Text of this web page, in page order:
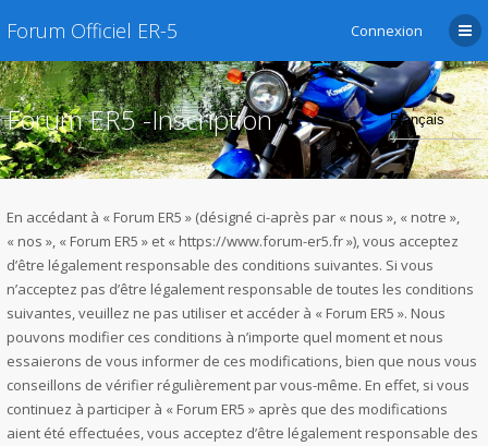
Forum Officiel ER-5 Connexion
Forum ER5 -Inscription
En accédant à « Forum ER5 » (désigné ci-après par « nous », « notre »,
« nos », « Forum ER5 » et « https://www.forum-er5.fr »), vous acceptez
d’être légalement responsable des conditions suivantes. Si vous
n’acceptez pas d’être légalement responsable de toutes les conditions
suivantes, veuillez ne pas utiliser et accéder à « Forum ER5 ». Nous
pouvons modifier ces conditions à n’importe quel moment et nous
essaierons de vous informer de ces modifications, bien que nous vous
conseillons de vérifier régulièrement par vous-même. En effet, si vous
continuez à participer à « Forum ER5 » après que des modifications
aient été effectuées, vous acceptez d’être légalement responsable des